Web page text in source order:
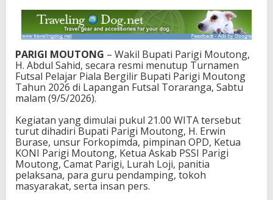
A
b
d
u
l
S
a
h
T
u
t
u
p
T
u
PARIGI MOUTONG – Wakil Bupati Parigi Moutong,
H. Abdul Sahid, secara resmi menutup Turnamen
Futsal Pelajar Piala Bergilir Bupati Parigi Moutong
Tahun 2026 di Lapangan Futsal Toraranga, Sabtu
malam (9/5/2026).
Kegiatan yang dimulai pukul 21.00 WITA tersebut
turut dihadiri Bupati Parigi Moutong, H. Erwin
Burase, unsur Forkopimda, pimpinan OPD, Ketua
KONI Parigi Moutong, Ketua Askab PSSI Parigi
Moutong, Camat Parigi, Lurah Loji, panitia
pelaksana, para guru pendamping, tokoh
masyarakat, serta insan pers.